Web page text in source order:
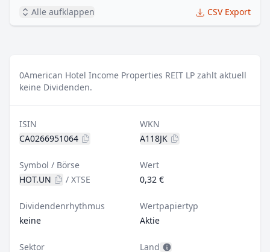
Alle aufklappen CSV Export
0American Hotel Income Properties REIT LP zahlt aktuell
keine Dividenden.
ISIN
CA0266951064
WKN
A118JK
Symbol / Börse
HOT.UN
/ XTSE
Wert
0,32 €
Dividendenrhythmus
keine
Wertpapiertyp
Aktie
Sektor
Land